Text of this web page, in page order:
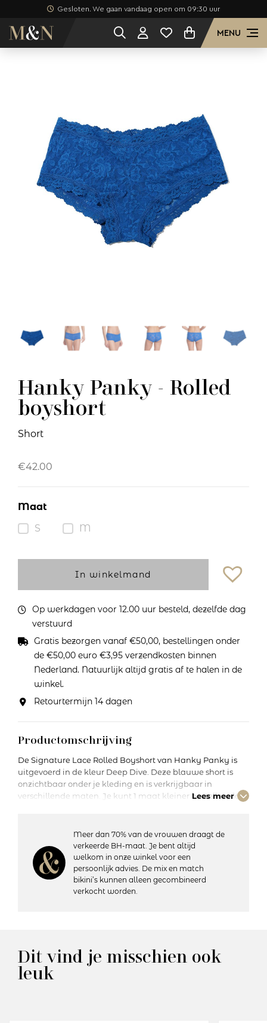
Gesloten. We gaan vandaag open om 09:30 uur
MENU
Hanky Panky - Rolled
boyshort
Short
€42.00
Maat
S
M
In winkelmand
Op werkdagen voor 12.00 uur besteld, dezelfde dag
verstuurd
Gratis bezorgen vanaf €50,00, bestellingen onder
de €50,00 euro €3,95 verzendkosten binnen
Nederland. Natuurlijk altijd gratis af te halen in de
winkel.
Retourtermijn 14 dagen
Productomschrijving
De Signature Lace Rolled Boyshort van Hanky Panky is
uitgevoerd in de kleur Deep Dive. Deze blauwe short is
onzichtbaar onder je kleding en is verkrijgbaar in
verschillende maten. Je kunt 1 maat kleiner bestellen dan
Hanky Panky is speciaal voor wie houdt van comfortabel
zacht kant in een fijne stretch kwaliteit. Een perfecte
pasvorm en toch Sexy!
– Wasvoorschriften: Handwas, niet geschikt voor de droger
Lees meer
Meer dan 70% van de vrouwen draagt de
verkeerde BH-maat. Je bent altijd
welkom in onze winkel voor een
persoonlijk advies. De mix en match
bikini’s kunnen alleen gecombineerd
verkocht worden.
Dit vind je misschien ook
leuk